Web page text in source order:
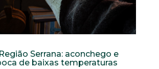
Serrana: aconchego e
de baixas temperaturas